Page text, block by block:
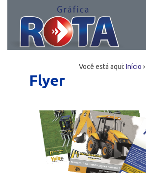
Você está aqui: Início ›
Flyer